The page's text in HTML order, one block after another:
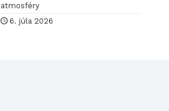
atmosféry
6. júla 2026